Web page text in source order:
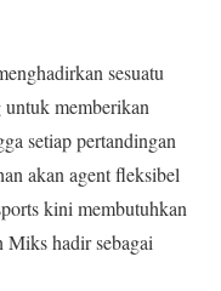
sesuatu
memberikan
setiap pertandingan
akan agent fleksibel
kini membutuhkan
Miks hadir sebagai